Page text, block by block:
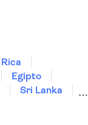
Egipto
Sri Lanka